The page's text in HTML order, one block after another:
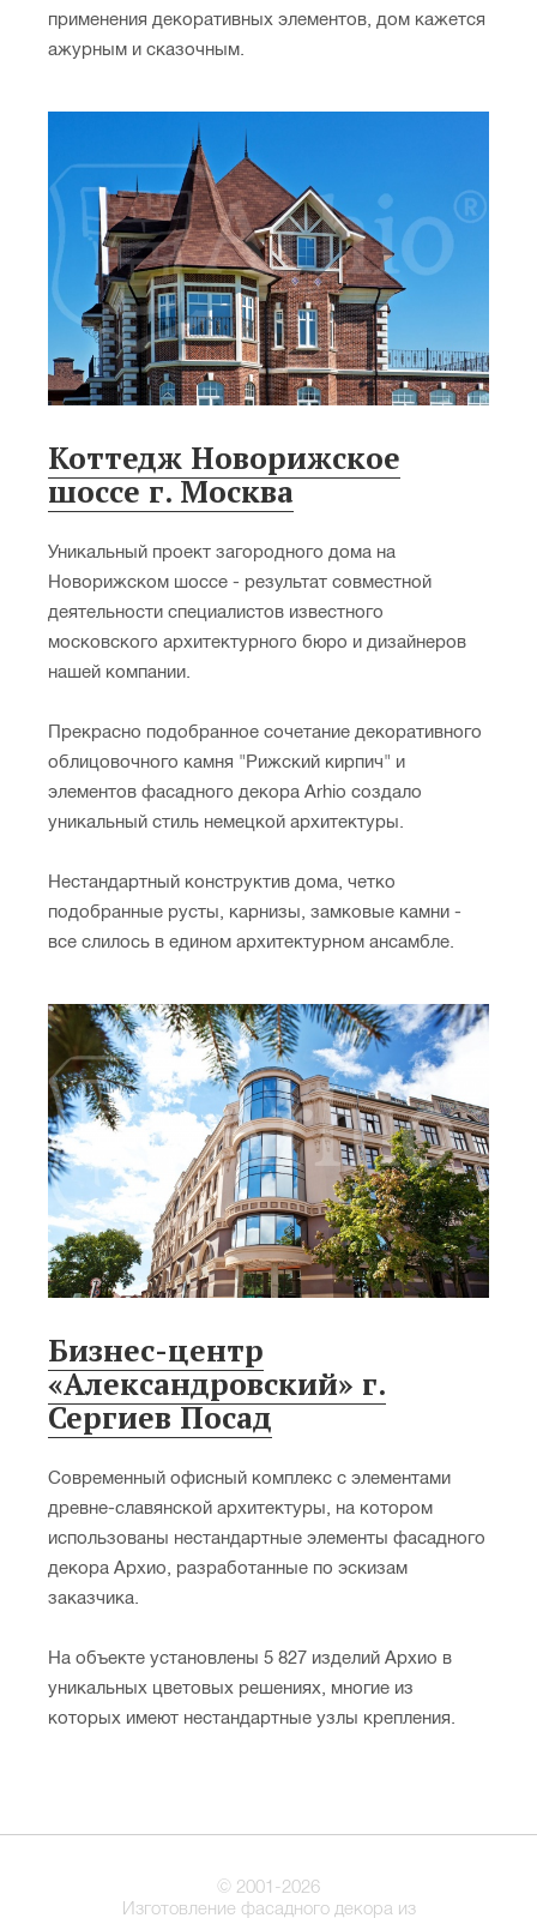
применения декоративных элементов, дом кажется
ажурным и сказочным.
Коттедж Новорижское
шоссе г. Москва
Уникальный проект загородного дома на
Новорижском шоссе - результат совместной
деятельности специалистов известного
московского архитектурного бюро и дизайнеров
нашей компании.
Прекрасно подобранное сочетание декоративного
облицовочного камня "Рижский кирпич" и
элементов фасадного декора Arhio создало
уникальный стиль немецкой архитектуры.
Нестандартный конструктив дома, четко
подобранные русты, карнизы, замковые камни -
все слилось в едином архитектурном ансамбле.
Бизнес-­центр
«Александровский» г.
Сергиев ­Посад
Современный офисный комплекс с элементами
древне-славянской архитектуры, на котором
использованы нестандартные элементы фасадного
декора Архио, разработанные по эскизам
заказчика.
На объекте установлены 5 827 изделий Архио в
уникальных цветовых решениях, многие из
которых имеют нестандартные узлы крепления.
© 2001-2026
Изготовление фасадного декора из